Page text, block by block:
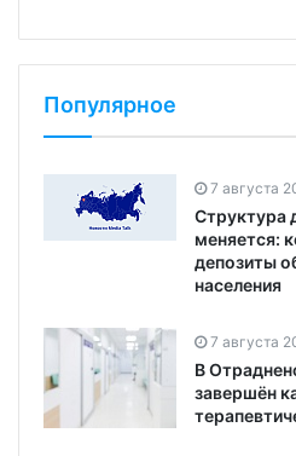
Популярное
7 августа
Структура
меняется:
депозиты
населения
7 августа
В
завершён